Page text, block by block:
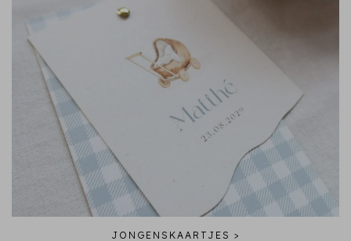
JONGENSKAARTJES >